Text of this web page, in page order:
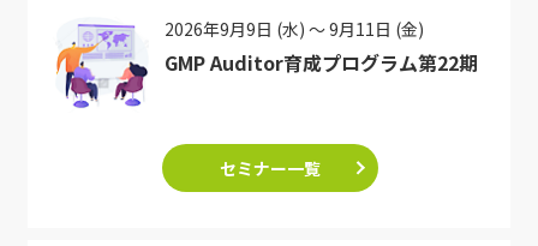
2026年9月9日 (水) ～ 9月11日 (金)
GMP Auditor育成プログラム第22期
セミナー一覧